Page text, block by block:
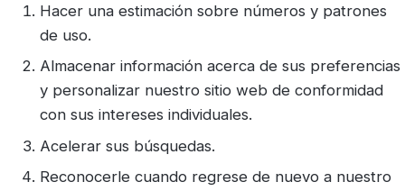
Hacer una estimación sobre números y patrones
de uso.
Almacenar información acerca de sus preferencias
y personalizar nuestro sitio web de conformidad
con sus intereses individuales.
Acelerar sus búsquedas.
Reconocerle cuando regrese de nuevo a nuestro